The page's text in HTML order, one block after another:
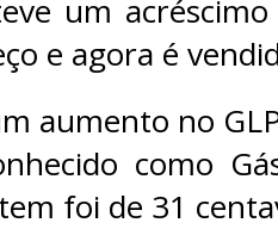
um
e agora é
aumento no
como
foi de 31